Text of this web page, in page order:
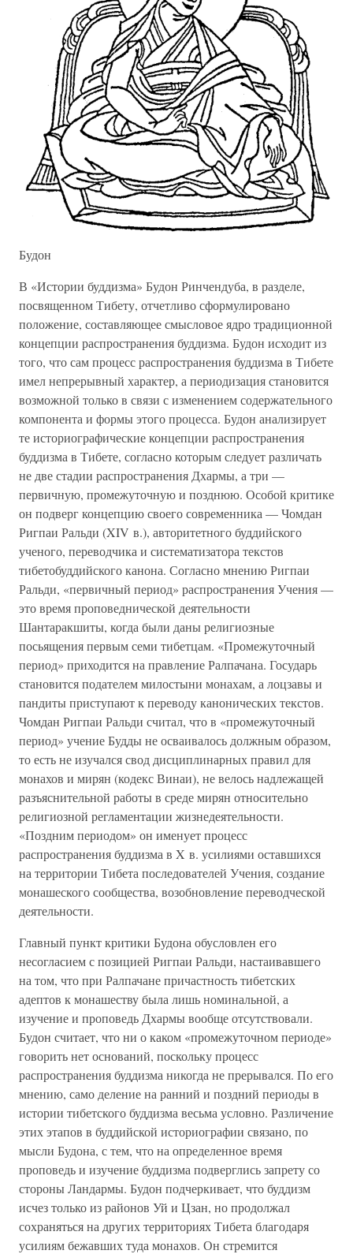
Будон
В «Истории буддизма» Будон Ринчендуба, в разделе,
посвященном Тибету, отчетливо сформулировано
положение, составляющее смысловое ядро традиционной
концепции распространения буддизма. Будон исходит из
того, что сам процесс распространения буддизма в Тибете
имел непрерывный характер, а периодизация становится
возможной только в связи с изменением содержательного
компонента и формы этого процесса. Будон анализирует
те историографические концепции распространения
буддизма в Тибете, согласно которым следует различать
не две стадии распространения Дхармы, а три —
первичную, промежуточную и позднюю. Особой критике
он подверг концепцию своего современника — Чомдан
Ригпаи Ральди (XIV в.), авторитетного буддийского
ученого, переводчика и систематизатора текстов
тибетобуддийского канона. Согласно мнению Ригпаи
Ральди, «первичный период» распространения Учения —
это время проповеднической деятельности
Шантаракшиты, когда были даны религиозные
посьящения первым семи тибетцам. «Промежуточный
период» приходится на правление Ралпачана. Государь
становится подателем милостыни монахам, а лоцзавы и
пандиты приступают к переводу канонических текстов.
Чомдан Ригпаи Ральди считал, что в «промежуточный
период» учение Будды не осваивалось должным образом,
то есть не изучался свод дисциплинарных правил для
монахов и мирян (кодекс Винаи), не велось надлежащей
разъяснительной работы в среде мирян относительно
религиозной регламентации жизнедеятельности.
«Поздним периодом» он именует процесс
распространения буддизма в X в. усилиями оставшихся
на территории Тибета последователей Учения, создание
монашеского сообщества, возобновление переводческой
деятельности.
Главный пункт критики Будона обусловлен его
несогласием с позицией Ригпаи Ральди, настаивавшего
на том, что при Ралпачане причастность тибетских
адептов к монашеству была лишь номинальной, а
изучение и проповедь Дхармы вообще отсутствовали.
Будон считает, что ни о каком «промежуточном периоде»
говорить нет оснований, поскольку процесс
распространения буддизма никогда не прерывался. По его
мнению, само деление на ранний и поздний периоды в
истории тибетского буддизма весьма условно. Различение
этих этапов в буддийской историографии связано, по
мысли Будона, с тем, что на определенное время
проповедь и изучение буддизма подверглись запрету со
стороны Ландармы. Будон подчеркивает, что буддизм
исчез только из районов Уй и Цзан, но продолжал
сохраняться на других территориях Тибета благодаря
усилиям бежавших туда монахов. Он стремится